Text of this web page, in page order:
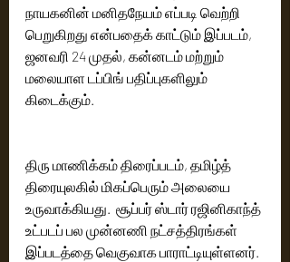
நாயகனின் மனிதநேயம் எப்படி வெற்றி
பெறுகிறது என்பதைக் காட்டும் இப்படம்,
ஜனவரி 24 முதல், கன்னடம் மற்றும்
மலையாள டப்பிங் பதிப்புகளிலும்
கிடைக்கும்.
திரு மாணிக்கம் திரைப்படம், தமிழ்த்
திரையுலகில் மிகப்பெரும் அலையை
உருவாக்கியது.  சூப்பர் ஸ்டார் ரஜினிகாந்த்
உட்படப் பல முன்னணி நட்சத்திரங்கள்
இப்படத்தை வெகுவாக பாராட்டியுள்ளனர்.